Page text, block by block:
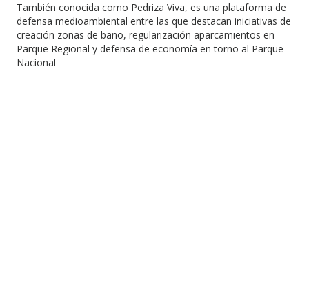
También conocida como Pedriza Viva, es una plataforma de
defensa medioambiental entre las que destacan iniciativas de
creación zonas de baño, regularización aparcamientos en
Parque Regional y defensa de economía en torno al Parque
Nacional